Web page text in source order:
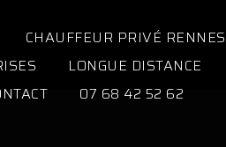
CHAUFFEUR PRIVÉ RENNES
LONGUE DISTANCE
07 68 42 52 62